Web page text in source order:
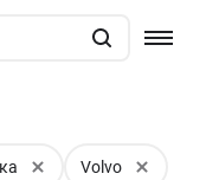
Volvo